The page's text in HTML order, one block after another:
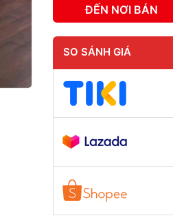
ĐẾN NƠI BÁN
SO SÁNH GIÁ